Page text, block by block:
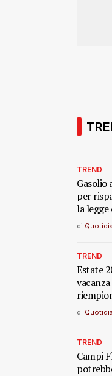
TREND
Gasolio
per
la legge
decreto
di
TREND
Estate
di
TREND
Campi